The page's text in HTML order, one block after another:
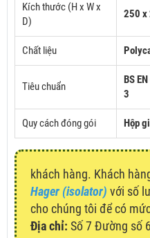
Kích thước (H x W x
D)
250 x
Chất liệu
Tiêu chuẩn
BS
3
Quy cách đóng gói Hộp
khách hàng. Khách
Hager (isolator) với số
cho chúng tôi để có
Địa chỉ: Số 7 Đường số